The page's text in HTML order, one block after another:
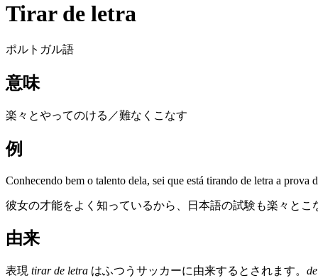
Tirar de letra
ポルトガル語
意味
楽々とやってのける／難なくこなす
例
Conhecendo bem o talento dela, sei que está tirando de letra a prova
彼女の才能をよく知っているから、日本語の試験も楽々とこ
由来
表現 tirar de letra はふつうサッカーに由来するとされます。